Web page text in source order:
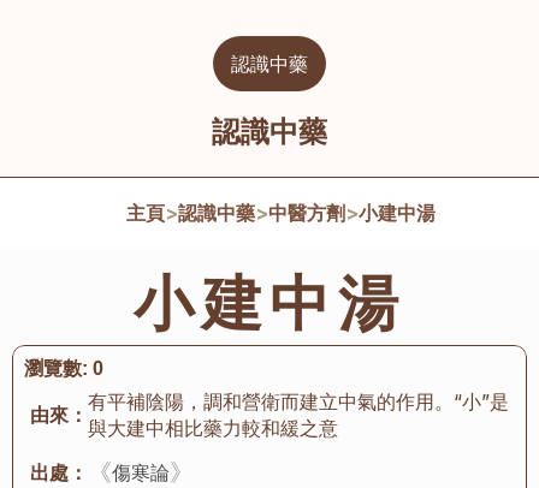
認識中藥
認識中藥
主頁>認識中藥>中醫方劑 >小建中湯
小建中湯
由來：
有平補陰陽，調和營衛而建立中氣的作用。“小”是
與大建中相比藥力較和緩之意
出處：
《傷寒論》
瀏覽數: 0